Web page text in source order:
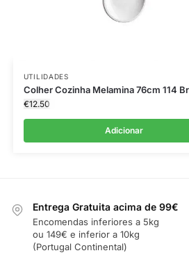
UTILIDADES
Colher Cozinha Melamina 76cm 114
€12.50
Adicionar
Entrega Gratuita acima de 99€
Encomendas inferiores a 5kg
ou 149€ e inferior a 10kg
(Portugal Continental)